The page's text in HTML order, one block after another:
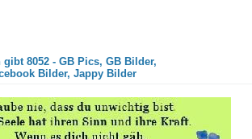
8052 - GB Pics, GB Bilder,
Bilder, Jappy Bilder